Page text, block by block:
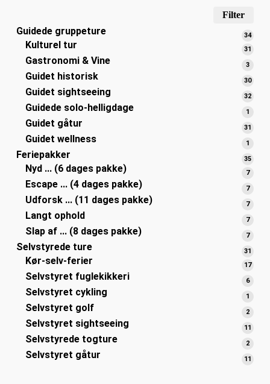
Filter
Guidede gruppeture 3434
Kulturel tur 31
Gastronomi & Vine 33
varer
Guidet historisk 3030
varer
Guidet sightseeing 3232
Guidede solo-helligdage 1
vare
Guidet gåtur 31
Guidet wellness 1
vare
Feriepakker 3535
Nyd ... (6 dages pakke) 77
varer
Escape ... (4 dages pakke) 77
varer
Udforsk ... (11 dages pakke) 77
varer
Langt ophold 77
varer
Slap af ... (8 dages pakke) 77
varer
Selvstyrede ture 31
varer
Kør-selv-ferier 1717
Selvstyret fuglekikkeri 66
Selvstyret cykling 1
vare
Selvstyret golf 22
varer
Selvstyret sightseeing 11
Selvstyrede togture 22
varer
Selvstyret gåtur 11